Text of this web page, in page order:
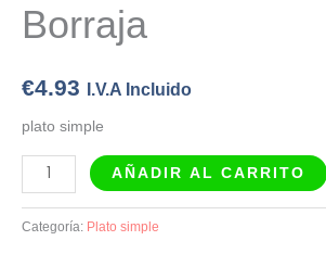
Borraja
€4.93 I.V.A Incluido
plato simple
AÑADIR AL CARRITO
Categoría: Plato simple